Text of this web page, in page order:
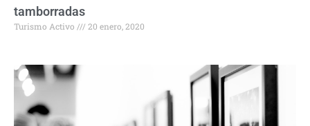
tamborradas
Turismo Activo 20 enero, 2020